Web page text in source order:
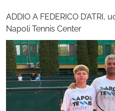
ADDIO A FEDERICO
Napoli Tennis Center